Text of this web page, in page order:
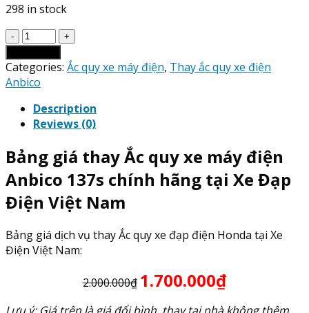
298 in stock
Giá
Thay
Ắc
Quy
máy
điện
137s
quantity
Categories: Ắc quy xe máy điện, Thay ắc quy xe điện
Anbico
Description
Reviews (0)
Bảng giá thay Ắc quy xe máy điện
Anbico 137s chính hãng tại Xe Đạp
Điện Việt Nam
Bảng giá dịch vụ thay Ắc quy xe đạp điện Honda tại Xe
Điện Việt Nam:
2.000.000₫ 1.700.000₫